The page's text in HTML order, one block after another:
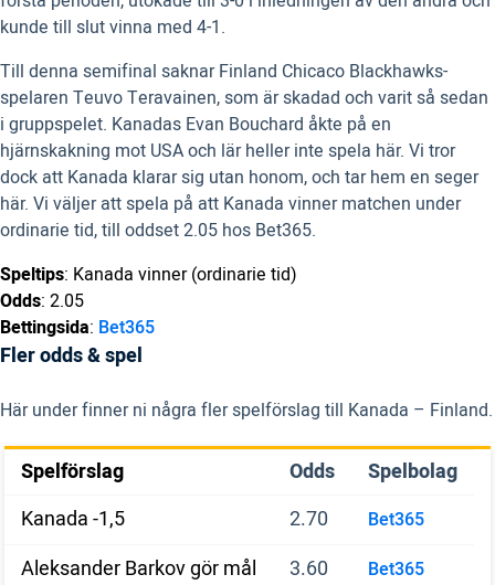
kunde till slut vinna med 4-1.
Till denna semifinal saknar Finland Chicaco Blackhawks-
spelaren Teuvo Teravainen, som är skadad och varit så sedan
i gruppspelet. Kanadas Evan Bouchard åkte på en
hjärnskakning mot USA och lär heller inte spela här. Vi tror
dock att Kanada klarar sig utan honom, och tar hem en seger
här. Vi väljer att spela på att Kanada vinner matchen under
ordinarie tid, till oddset 2.05 hos Bet365.
Speltips: Kanada vinner (ordinarie tid)
Odds: 2.05
Bettingsida: Bet365
Fler odds & spel
Här under finner ni några fler spelförslag till Kanada – Finland.
Spelförslag Odds
Spelbolag
Kanada -1,5
2.70 Bet365
Aleksander Barkov gör mål 3.60 Bet365